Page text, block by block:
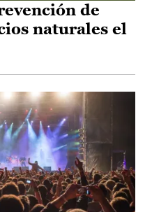
de
naturales el